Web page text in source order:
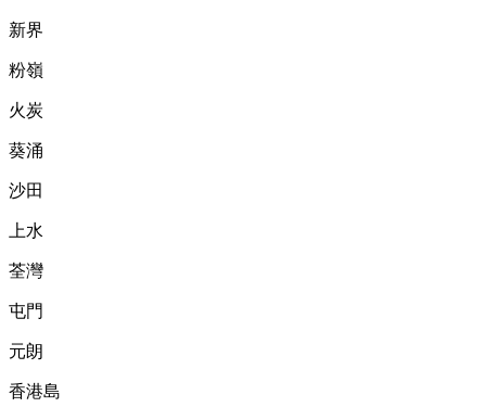
新界
粉嶺
火炭
葵涌
沙田
上水
荃灣
屯門
元朗
香港島